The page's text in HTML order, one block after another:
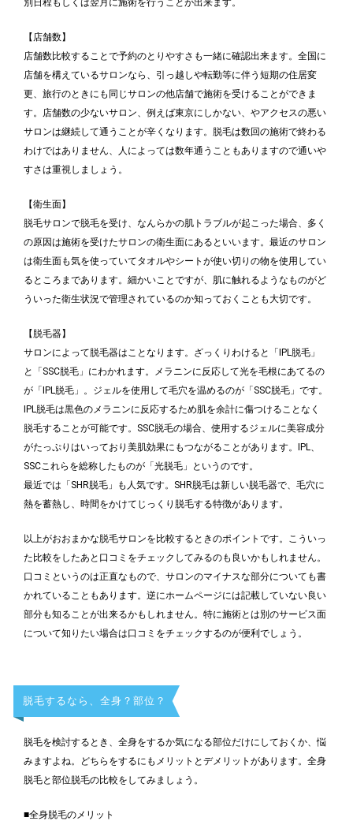
別日程もしくは翌月に施術を行うことが出来ます。
【店舗数】
店舗数比較することで予約のとりやすさも一緒に確認出来ます。全国に
店舗を構えているサロンなら、引っ越しや転勤等に伴う短期の住居変
更、旅行のときにも同じサロンの他店舗で施術を受けることができま
す。店舗数の少ないサロン、例えば東京にしかない、やアクセスの悪い
サロンは継続して通うことが辛くなります。脱毛は数回の施術で終わる
わけではありません、人によっては数年通うこともありますので通いや
すさは重視しましょう。
【衛生面】
脱毛サロンで脱毛を受け、なんらかの肌トラブルが起こった場合、多く
の原因は施術を受けたサロンの衛生面にあるといいます。最近のサロン
は衛生面も気を使っていてタオルやシートが使い切りの物を使用してい
るところまであります。細かいことですが、肌に触れるようなものがど
ういった衛生状況で管理されているのか知っておくことも大切です。
【脱毛器】
サロンによって脱毛器はことなります。ざっくりわけると「IPL脱毛」
と「SSC脱毛」にわかれます。メラニンに反応して光を毛根にあてるの
が「IPL脱毛」。ジェルを使用して毛穴を温めるのが「SSC脱毛」です。
IPL脱毛は黒色のメラニンに反応するため肌を余計に傷つけることなく
脱毛することが可能です。SSC脱毛の場合、使用するジェルに美容成分
がたっぷりはいっており美肌効果にもつながることがあります。IPL、
SSCこれらを総称したものが「光脱毛」というのです。
最近では「SHR脱毛」も人気です。SHR脱毛は新しい脱毛器で、毛穴に
熱を蓄熱し、時間をかけてじっくり脱毛する特徴があります。
以上がおおまかな脱毛サロンを比較するときのポイントです。こういっ
た比較をしたあと口コミをチェックしてみるのも良いかもしれません。
口コミというのは正直なもので、サロンのマイナスな部分についても書
かれていることもあります。逆にホームページには記載していない良い
部分も知ることが出来るかもしれません。特に施術とは別のサービス面
について知りたい場合は口コミをチェックするのが便利でしょう。
脱毛するなら、全身？部位？
脱毛を検討するとき、全身をするか気になる部位だけにしておくか、悩
みますよね。どちらをするにもメリットとデメリットがあります。全身
脱毛と部位脱毛の比較をしてみましょう。
■全身脱毛のメリット